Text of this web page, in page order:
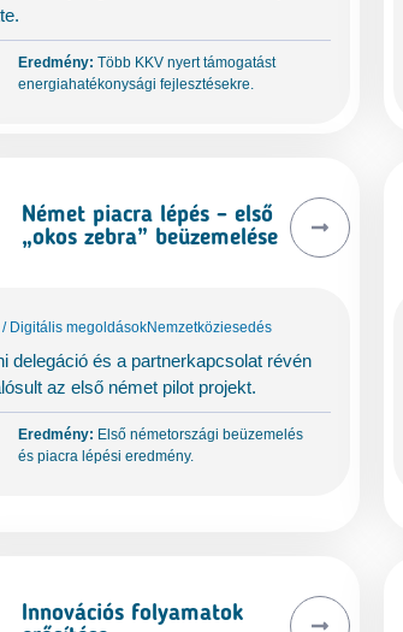
Eredmény: Több KKV nyert támogatást
energiahatékonysági fejlesztésekre.
Német piacra lépés – első
„okos zebra” beüzemelése
/ Digitális megoldásokNemzetköziesedés
delegáció és a partnerkapcsolat révén
az első német pilot projekt.
Eredmény: Első németországi beüzemelés
és piacra lépési eredmény.
Innovációs folyamatok